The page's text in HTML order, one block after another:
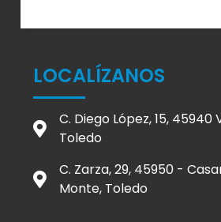
LOCALÍZANOS
C. Diego López, 15, 45940
Toledo
C. Zarza, 29, 45950 -
Monte, Toledo